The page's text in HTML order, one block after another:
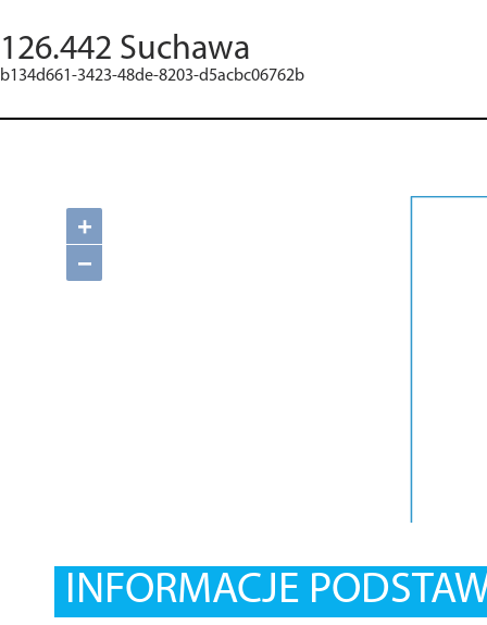
126.442 Suchawa
b134d661-3423-48de-8203-d5acbc06762b
+
−
INFORMACJE